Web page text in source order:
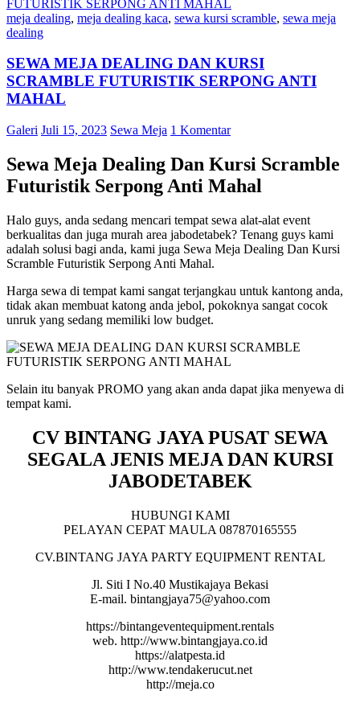
meja dealing, meja dealing kaca, sewa kursi scramble, sewa meja
dealing
SEWA MEJA DEALING DAN KURSI
SCRAMBLE FUTURISTIK SERPONG ANTI
MAHAL
Galeri Juli 15, 2023 Sewa Meja 1 Komentar
Sewa Meja Dealing Dan Kursi Scramble
Futuristik Serpong Anti Mahal
Halo guys, anda sedang mencari tempat sewa alat-alat event
berkualitas dan juga murah area jabodetabek? Tenang guys kami
adalah solusi bagi anda, kami juga Sewa Meja Dealing Dan Kursi
Scramble Futuristik Serpong Anti Mahal.
Harga sewa di tempat kami sangat terjangkau untuk kantong anda,
tidak akan membuat katong anda jebol, pokoknya sangat cocok
unruk yang sedang memiliki low budget.
Selain itu banyak PROMO yang akan anda dapat jika menyewa di
tempat kami.
CV BINTANG JAYA PUSAT SEWA
SEGALA JENIS MEJA DAN KURSI
JABODETABEK
HUBUNGI KAMI
PELAYAN CEPAT MAULA 087870165555
CV.BINTANG JAYA PARTY EQUIPMENT RENTAL
Jl. Siti I No.40 Mustikajaya Bekasi
E-mail. bintangjaya75@yahoo.com
https://bintangeventequipment.rentals
web. http://www.bintangjaya.co.id
https://alatpesta.id
http://www.tendakerucut.net
http://meja.co